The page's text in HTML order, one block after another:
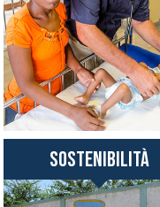
Sostenibilità